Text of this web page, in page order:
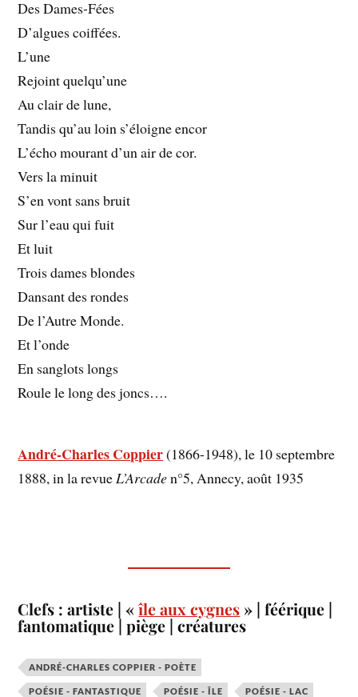
Des Dames-Fées
D’algues coiffées.
L’une
Rejoint quelqu’une
Au clair de lune,
Tandis qu’au loin s’éloigne encor
L’écho mourant d’un air de cor.
Vers la minuit
S’en vont sans bruit
Sur l’eau qui fuit
Et luit
Trois dames blondes
Dansant des rondes
De l’Autre Monde.
Et l’onde
En sanglots longs
Roule le long des joncs….
André-Charles Coppier(1866-1948), le 10 septembre
1888, in la revueL’Arcaden°5, Annecy, août 1935
Clefs : artiste | «île aux cygnes » | féérique |
fantomatique | piège | créatures
ANDRÉ-CHARLES COPPIER - POÈTE
POÉSIE - FANTASTIQUE POÉSIE - ÎLE POÉSIE - LAC